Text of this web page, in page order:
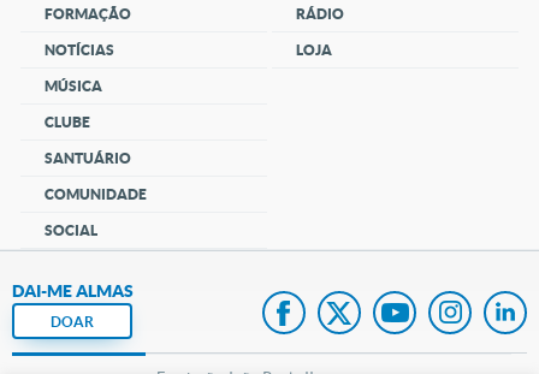
FORMAÇÃO
NOTÍCIAS
MÚSICA
CLUBE
SANTUÁRIO
COMUNIDADE
SOCIAL
RÁDIO
LOJA
DAI-ME ALMAS
DOAR